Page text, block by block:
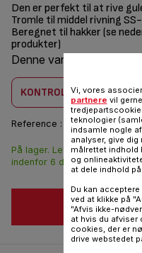
Den er perfekt til at rive
Tromle til middel rivning
Beregnet til hakker (se
produkter)
Denne vare er
KONTROLLER
Reference : SS-193758
På lager. Leveringen
indenfor 6 dage.
FØJ TIL
Vi, vores
partnere vil
teknologier
indsamle nogle
analyser, give
målrettet indhold
og
at dele indhold
Du kan
ved at klikke på
"Afvis ikke-
at hvis du afviser
cookies, der er
drive webstedet